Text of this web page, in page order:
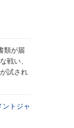
類が届
戦い、
試され
トジャ